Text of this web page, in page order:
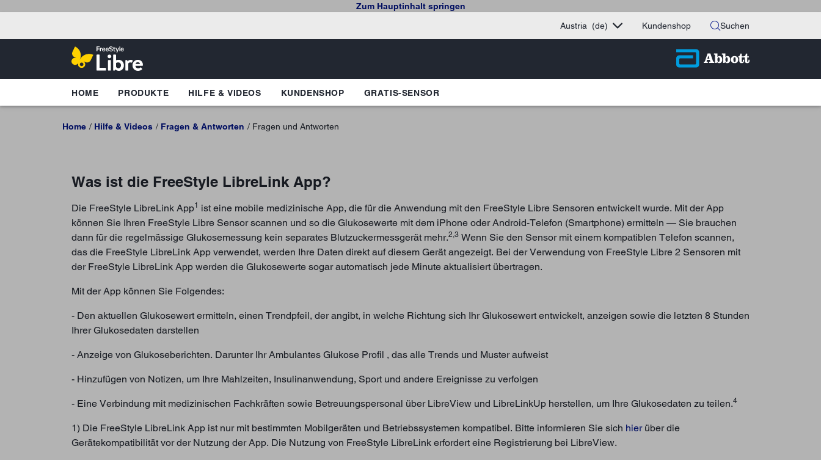
Zum Hauptinhalt springen
Austria
(de) Kundenshop Suchen
HOME PRODUKTE HILFE & VIDEOS KUNDENSHOP GRATIS-SENSOR
Home Hilfe & Videos Fragen & Antworten Fragen und Antworten
Was ist die FreeStyle LibreLink App?
Die FreeStyle LibreLink App1 ist eine mobile medizinische App, die für die Anwendung mit den FreeStyle Libre Sensoren entwickelt wurde. Mit der App
können Sie Ihren FreeStyle Libre Sensor scannen und so die Glukosewerte mit dem iPhone oder Android-Telefon (Smartphone) ermitteln — Sie brauchen
dann für die regelmässige Glukosemessung kein separates Blutzuckermessgerät mehr.2,3 Wenn Sie den Sensor mit einem kompatiblen Telefon scannen,
das die FreeStyle LibreLink App verwendet, werden Ihre Daten direkt auf diesem Gerät angezeigt. Bei der Verwendung von FreeStyle Libre 2 Sensoren mit
der FreeStyle LibreLink App werden die Glukosewerte sogar automatisch jede Minute aktualisiert übertragen.
Mit der App können Sie Folgendes:
- Den aktuellen Glukosewert ermitteln, einen Trendpfeil, der angibt, in welche Richtung sich Ihr Glukosewert entwickelt, anzeigen sowie die letzten 8 Stunden
Ihrer Glukosedaten darstellen
- Anzeige von Glukoseberichten. Darunter Ihr Ambulantes Glukose Profil , das alle Trends und Muster aufweist
- Hinzufügen von Notizen, um Ihre Mahlzeiten, Insulinanwendung, Sport und andere Ereignisse zu verfolgen
- Eine Verbindung mit medizinischen Fachkräften sowie Betreuungspersonal über LibreView und LibreLinkUp herstellen, um Ihre Glukosedaten zu teilen.4
1) Die FreeStyle LibreLink App ist nur mit bestimmten Mobilgeräten und Betriebssystemen kompatibel. Bitte informieren Sie sich hierüber die
Gerätekompatibilität vor der Nutzung der App. Die Nutzung von FreeStyle LibreLink erfordert eine Registrierung bei LibreView.